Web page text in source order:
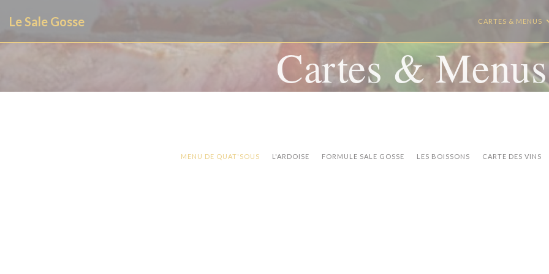
Le Sale Gosse CARTES & MENUS
Cartes & Menus
MENU DE QUAT'SOUS L'ARDOISE FORMULE SALE GOSSE LES BOISSONS CARTE DES VINS